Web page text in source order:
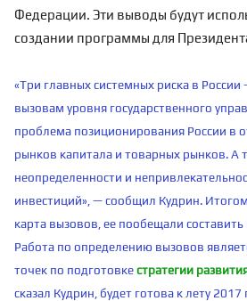
Федерации. Эти выводы будут
создании программы для
«Три главных системных риска в России
вызовам уровня государственного
проблема позиционирования России в
рынков капитала и товарных рынков. А
неопределенности и
инвестиций», — сообщил Кудрин.
карта вызовов, ее пообещали
Работа по определению вызовов
точек по подготовкестратегии
сказал Кудрин, будет готова к лету